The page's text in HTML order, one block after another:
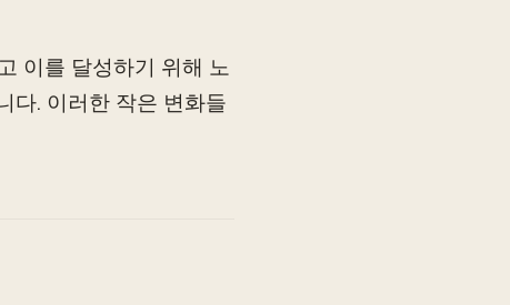
이를 달성하기 위해 노
다. 이러한 작은 변화들